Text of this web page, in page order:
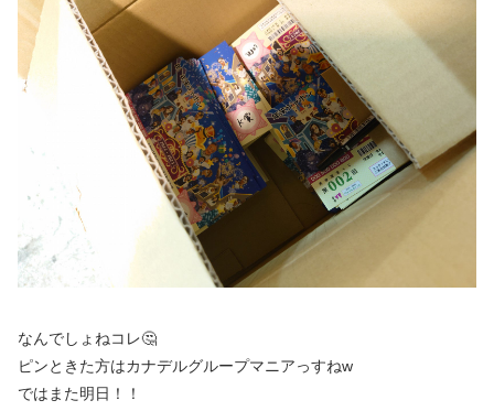
なんでしょねコレ🤔
ピンときた方はカナデルグループマニアっすねw
ではまた明日！！